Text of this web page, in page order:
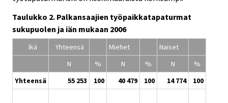
Taulukko 2. Palkansaajien työpaikkatapaturmat
sukupuolen ja iän mukaan 2006
Ikä Yhteensä Miehet
Naiset
N
% N % N
%
Yhteensä
55 253 100 40 479 100 14 774 100